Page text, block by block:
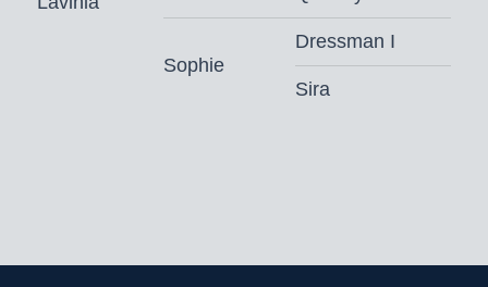
Sophie
Dressman I
Sira